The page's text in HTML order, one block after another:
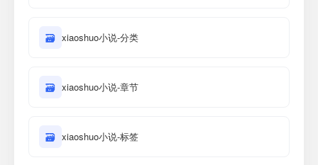
🗃 xiaoshuo小说-分类
🗃 xiaoshuo小说-章节
🗃 xiaoshuo小说-标签